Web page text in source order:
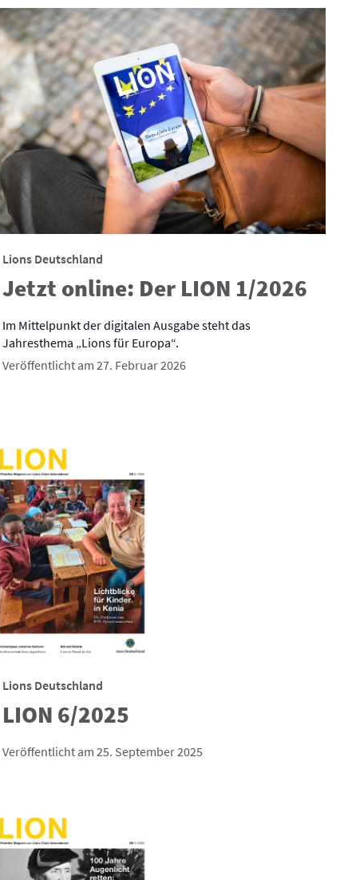
Lions Deutschland
Jetzt online: Der LION 1/2026
Im Mittelpunkt der digitalen Ausgabe steht das
Jahresthema „Lions für Europa“.
Veröffentlicht am 27. Februar 2026
Lions Deutschland
LION 6/2025
Veröffentlicht am 25. September 2025